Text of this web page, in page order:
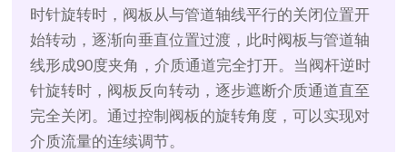
时针旋转时，阀板从与管道轴线平行的关闭位置开
始转动，逐渐向垂直位置过渡，此时阀板与管道轴
线形成90度夹角，介质通道完全打开。当阀杆逆时
针旋转时，阀板反向转动，逐步遮断介质通道直至
完全关闭。通过控制阀板的旋转角度，可以实现对
介质流量的连续调节。